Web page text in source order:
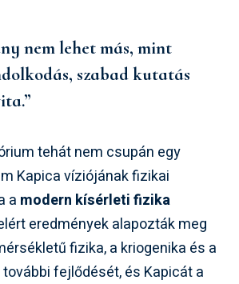
nem lehet más, mint
szabad kutatás
tehát nem csupán egy
Kapica víziójának fizikai
a modern kísérleti fizika
eredmények alapozták meg
fizika, a kriogenika és a
fejlődését, és Kapicát a